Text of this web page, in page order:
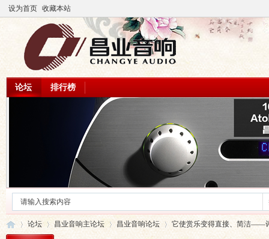
设为首页 收藏本站
论坛 排行榜
论坛 昌业音响主论坛 昌业音响论坛 它使赏乐变得直接、简洁——